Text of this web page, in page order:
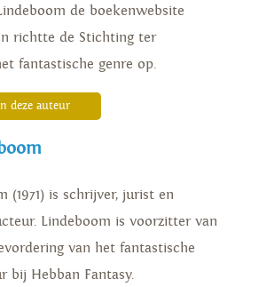
de boekenwebsite
richtte de Stichting ter
fantastische genre op.
deze auteur
(1971) is schrijver, jurist en
Lindeboom is voorzitter van
van het fantastische
bij Hebban Fantasy.